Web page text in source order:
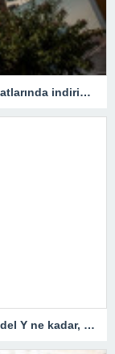
Tesla, Avrupa ve Asya’da elektrikli araç fiyatlarında indirimleri genişletiyor – Son Dakika Ekonomi Haberleri
Tesla Türkiye fiyat listesi 2023… Tesla Model Y ne kadar, kaç TL?